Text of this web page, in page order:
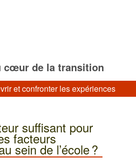
cœur de la transition
et confronter les expériences
suffisant pour
facteurs
sein de l’école ?